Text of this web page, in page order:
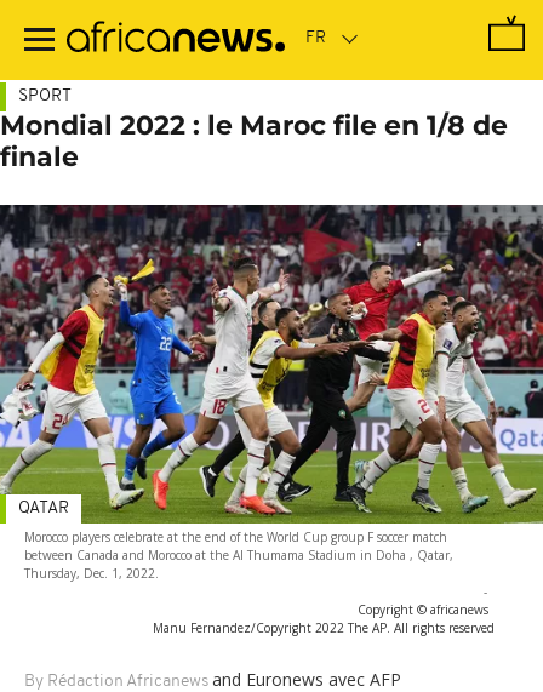
contenu
SPORT
Mondial 2022 : le Maroc file en 1/8 de
finale
Morocco players celebrate at the end of the World Cup group F soccer match
between Canada and Morocco at the Al Thumama Stadium in Doha , Qatar,
Thursday, Dec. 1, 2022.
-
Copyright © africanews
Manu Fernandez/Copyright 2022 The AP. All rights reserved
By Rédaction Africanews and Euronews avec AFP
QATAR